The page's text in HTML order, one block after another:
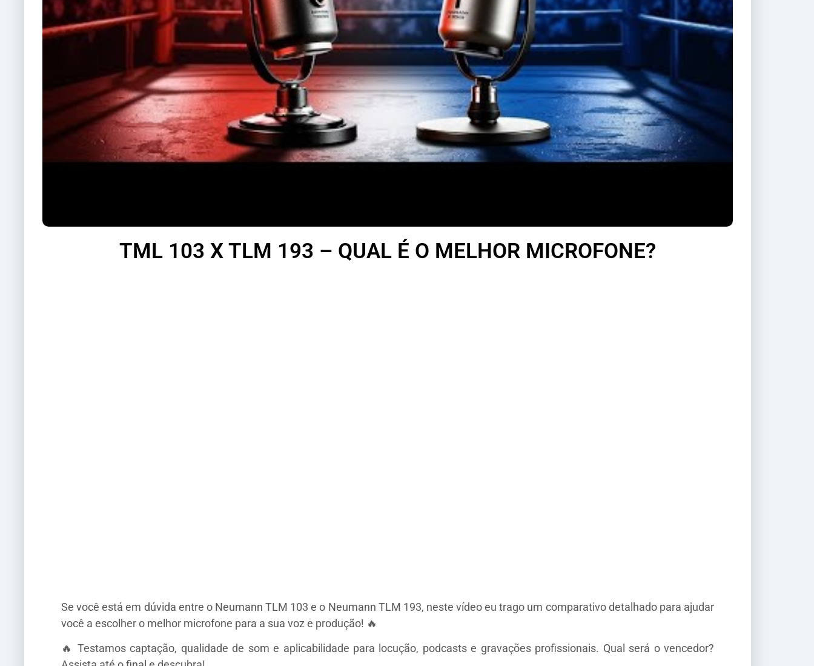
TML 103 X TLM 193 – QUAL É O MELHOR MICROFONE?
Se você está em dúvida entre o Neumann TLM 103 e o Neumann TLM 193, neste vídeo eu trago um comparativo detalhado para ajudar
você a escolher o melhor microfone para a sua voz e produção! 🔥
🔥 Testamos captação, qualidade de som e aplicabilidade para locução, podcasts e gravações profissionais. Qual será o vencedor?